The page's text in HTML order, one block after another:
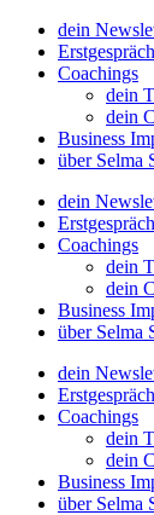
dein
Coachings
dein
dein
Business
über Selma
dein
Coachings
dein
dein
Business
über Selma
dein
Coachings
dein
dein
Business
über Selma